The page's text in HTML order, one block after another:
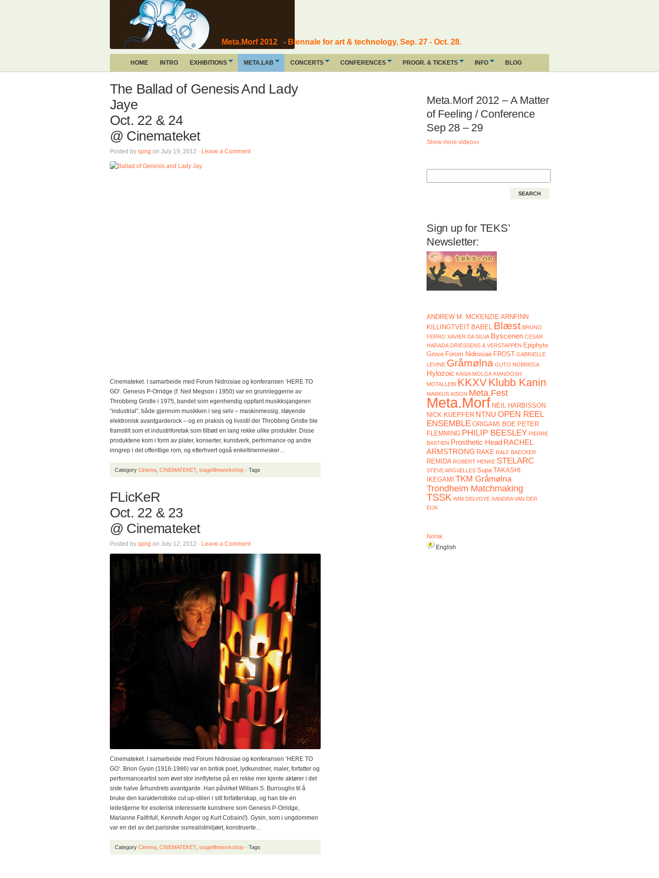
HOME INTRO EXHIBITIONS META.LAB CONCERTS CONFERENCES PROGR. & TICKETS INFO BLOG
Meta.Morf 2012 - Biennale for art & technology, Sep. 27 - Oct. 28.
The Ballad of Genesis And Lady
Jaye
Oct. 22 & 24
@ Cinemateket
Posted by spng on July 19, 2012 · Leave a Comment
Cinemateket. I samarbeide med Forum Nidrosiae og konferansen ‘HERE TO
GO‘. Genesis P-Orridge (f. Neil Megson i 1950) var en grunnleggerne av
Throbbing Gristle i 1975, bandet som egenhendig oppfant musikksjangeren
“industrial”, både gjennom musikken i seg selv – maskinmessig, støyende
elektronisk avantgarderock – og en praksis og livsstil der Throbbing Gristle ble
framstilt som et industriforetak som tilbød en lang rekke ulike produkter. Disse
produktene kom i form av plater, konserter, kunstverk, performance og andre
inngrep i det offentlige rom, og etterhvert også enkeltmennesker…
Category Cinema CINEMATEKET, stagefilmworkshop · Tags
FLicKeR
Oct. 22 & 23
@ Cinemateket
Posted by spng on July 12, 2012 · Leave a Comment
Cinemateket. I samarbeide med Forum Nidrosiae og konferansen ‘HERE TO
GO‘. Brion Gysin (1916-1986) var en britisk poet, lydkunstner, maler, forfatter og
performanceartist som øvet stor innflytelse på en rekke mer kjente aktører i det
siste halve århundrets avantgarde. Han påvirket William S. Burroughs til å
bruke den karakteristiske cut up-stilen i sitt forfatterskap, og han ble en
ledestjerne for esoterisk interesserte kunstnere som Genesis P-Orridge,
Marianne Faithfull, Kenneth Anger og Kurt Cobain(!). Gysin, som i ungdommen
var en del av det parisiske surrealistmiljøet, konstruerte…
Category Cinema CINEMATEKET, stagefilmworkshop · Tags
Meta.Morf 2012 – A Matter
of Feeling / Conference
Sep 28 – 29
Show more videos»
Sign up for TEKS’
Newsletter:
ANDREW M. MCKENZIE ARNFINN
KILLINGTVEIT BABEL Blæst BRUNO
FERRO XAVIER DA SILVA Byscenen CESAR
HARADA DRIESSENS & VERSTAPPEN Epiphyte
Grove Forum Nidrosiae FROST GABRIELLE
LEVINE Gråmølna GUTO NOBREGA
Hylozoic KASIA MOLGA KIANOOSH
MOTALLEBI KKXVKlubb Kanin
MARKUS KISON Meta.Fest
Meta.Morf NEIL HARBISSON
NICK KUEPFER NTNU OPEN REEL
ENSEMBLE ORIGAMI BOE PETER
FLEMMING PHILIP BEESLEY PIERRE
BASTIEN Prosthetic Head RACHEL
ARMSTRONG RAKE RALF BAECKER
REMIDA ROBERT HENKE STELARC
STEVE ARGüELLES Supa TAKASHI
IKEGAMI TKM Gråmølna
Trondheim Matchmaking
TSSK WIM DELVOYE XANDRA VAN DER
EIJK
Norsk
English